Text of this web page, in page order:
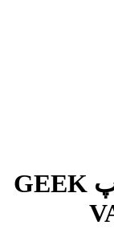
پاد ماد بوست 3 گیگ ویپ GEEK